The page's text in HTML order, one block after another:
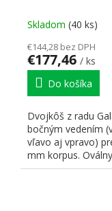
Skladom (40 ks)
€144,28 bez DPH
€177,46 / ks
Do košíka
Dvojkôš z radu
bočným vedením
vľavo aj vpravo)
mm korpus. Oválny
pochrómovaný